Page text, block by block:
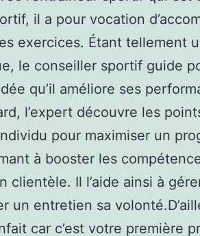
il a pour vocation
exercices. Étant tellement
le conseiller sportif guide
qu’il améliore ses
l’expert découvre les
pour maximiser un
à booster les
clientèle. Il l’aide ainsi à
un entretien sa
car c’est votre première